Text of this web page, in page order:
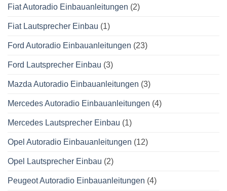
Fiat Autoradio Einbauanleitungen (2)
Fiat Lautsprecher Einbau (1)
Ford Autoradio Einbauanleitungen (23)
Ford Lautsprecher Einbau (3)
Mazda Autoradio Einbauanleitungen (3)
Mercedes Autoradio Einbauanleitungen (4)
Mercedes Lautsprecher Einbau (1)
Opel Autoradio Einbauanleitungen (12)
Opel Lautsprecher Einbau (2)
Peugeot Autoradio Einbauanleitungen (4)